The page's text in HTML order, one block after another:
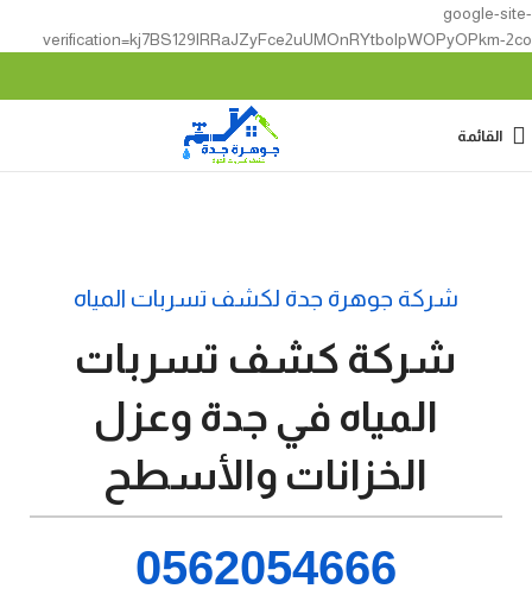
google-site-
verification=kj7BS129lRRaJZyFce2uUMOnRYtbolpWOPyOPkm-2co
القائمة
شركة جوهرة جدة لكشف تسربات المياه
شركة كشف تسربات
المياه في جدة وعزل
الخزانات والأسطح
0562054666